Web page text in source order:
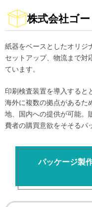
株式会社ゴ
紙器をベースとしたオリジ
セットアップ、物流まで対
ています。
印刷検査装置を導入すると
海外に複数の拠点があるた
地、国内への提供が可能。
費者の購買意欲をそそるパ
パッケージ製